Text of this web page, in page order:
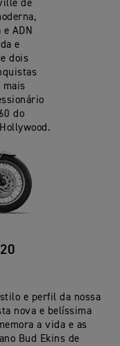
de
ADN
e
dois
mais
do
e perfil da nossa
nova e belíssima
a vida e as
Bud Ekins de